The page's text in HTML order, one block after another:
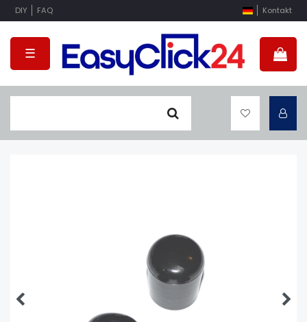
DIY FAQ Kontakt
☰